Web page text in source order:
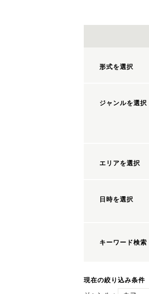
形式を選択
ジャンルを選択
エリアを選択
日時を選択
キーワード検索
現在の絞り込み条件